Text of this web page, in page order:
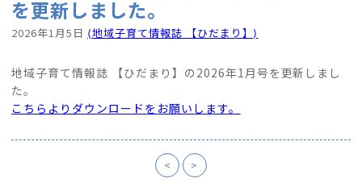
を更新しました。
2026年1月5日 ⟨地域子育て情報誌 【ひだまり】⟩
地域子育て情報誌 【ひだまり】の2026年1月号を更新しまし
た。
こちらよりダウンロードをお願いします。
< >